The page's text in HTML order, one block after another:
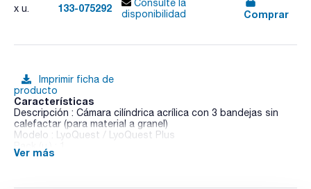
x u. 133-075292
Consulte la
disponibilidad
Comprar
Imprimir ficha de
producto
Características
Descripción : Cámara cilíndrica acrílica con 3 bandejas sin
calefactar (para material a granel)
Modelo : LyoQuest / LyoQuest Plus
Ver más